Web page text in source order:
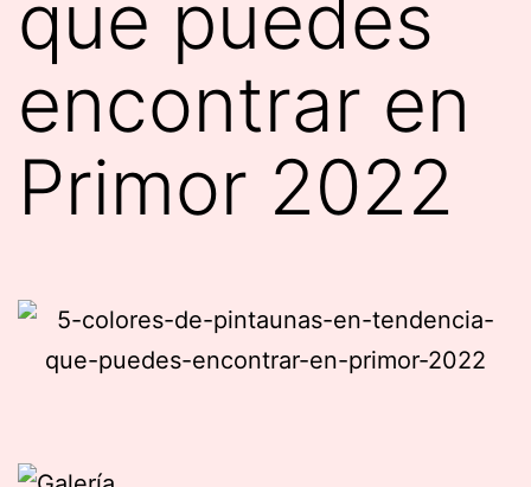
que puedes
encontrar en
Primor 2022